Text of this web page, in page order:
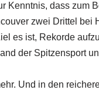
Kenntnis, dass zum
zwei Drittel bei
es ist, Rekorde
der Spitzensport
Und in den